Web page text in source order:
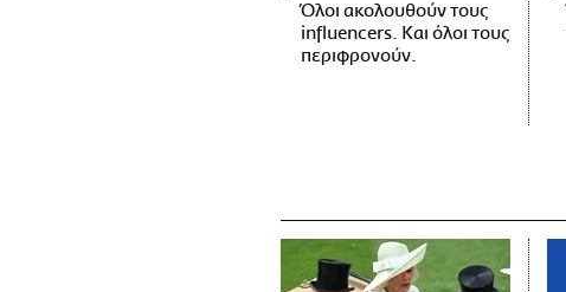
Όλοι ακολουθούν τους
influencers. Και όλοι τους
περιφρονούν.